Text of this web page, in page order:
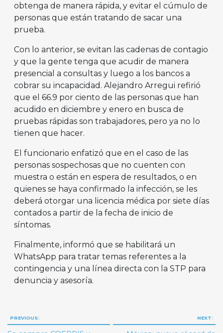
obtenga de manera rápida, y evitar el cúmulo de
personas que están tratando de sacar una
prueba.
Con lo anterior, se evitan las cadenas de contagio
y que la gente tenga que acudir de manera
presencial a consultas y luego a los bancos a
cobrar su incapacidad. Alejandro Arregui refirió
que el 66.9 por ciento de las personas que han
acudido en diciembre y enero en busca de
pruebas rápidas son trabajadores, pero ya no lo
tienen que hacer.
El funcionario enfatizó que en el caso de las
personas sospechosas que no cuenten con
muestra o están en espera de resultados, o en
quienes se haya confirmado la infección, se les
deberá otorgar una licencia médica por siete días
contados a partir de la fecha de inicio de
síntomas.
Finalmente, informó que se habilitará un
WhatsApp para tratar temas referentes a la
contingencia y una línea directa con la STP para
denuncia y asesoría.
Navegación
PREVIOUS: NEXT: